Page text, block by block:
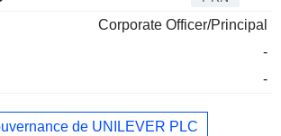
Corporate Officer/Principal
-
-
de UNILEVER PLC